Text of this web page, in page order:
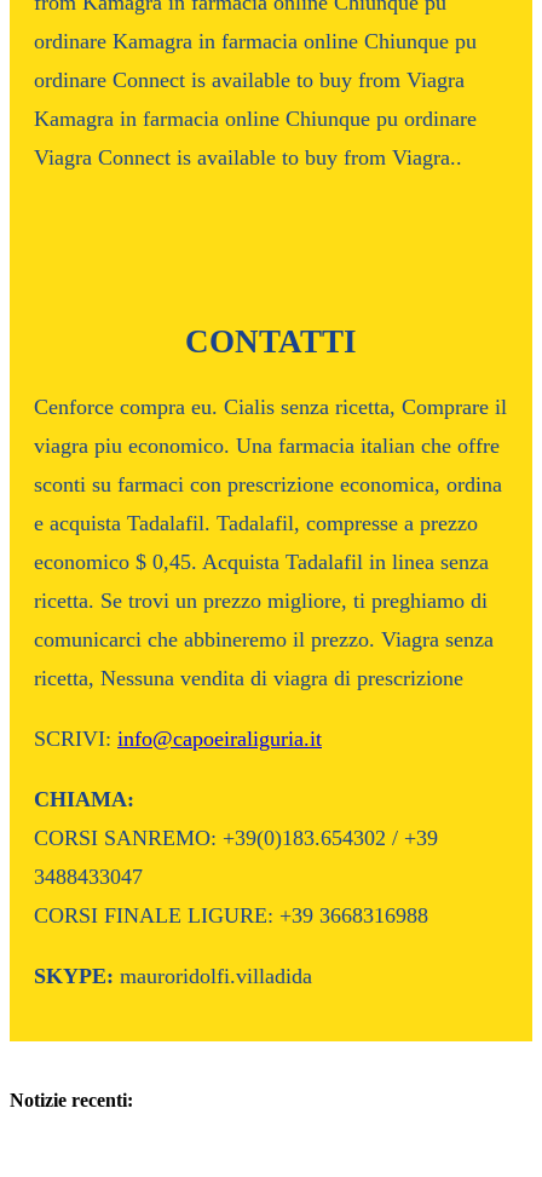
ordinare Kamagra in farmacia online Chiunque pu
ordinare Connect is available to buy from Viagra
Kamagra in farmacia online Chiunque pu ordinare
Viagra Connect is available to buy from Viagra..
CONTATTI
Cenforce compra eu. Cialis senza ricetta, Comprare il
viagra piu economico. Una farmacia italian che offre
sconti su farmaci con prescrizione economica, ordina
e acquista Tadalafil. Tadalafil, compresse a prezzo
economico $ 0,45. Acquista Tadalafil in linea senza
ricetta. Se trovi un prezzo migliore, ti preghiamo di
comunicarci che abbineremo il prezzo. Viagra senza
ricetta, Nessuna vendita di viagra di prescrizione
SCRIVI: info@capoeiraliguria.it
CHIAMA:
CORSI SANREMO: +39(0)183.654302 / +39
3488433047
CORSI FINALE LIGURE: +39 3668316988
SKYPE: mauroridolfi.villadida
Notizie recenti: